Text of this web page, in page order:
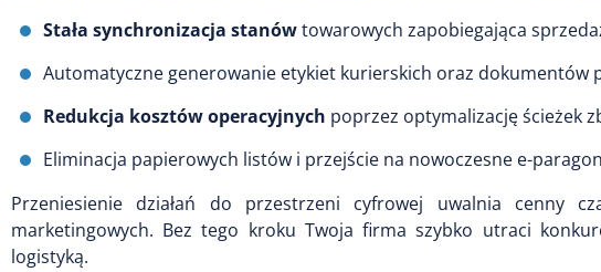
Stała synchronizacja stanówtowarowych zapobiegająca
Automatyczne generowanie etykiet kurierskich oraz dokumentów
Redukcja kosztów operacyjnych poprzez optymalizację ścieżek
Eliminacja papierowych listów i przejście na nowoczesne e-
Przeniesienie działań do przestrzeni cyfrowej uwalnia cenny
marketingowych. Bez tego kroku Twoja firma szybko utraci
logistyką.